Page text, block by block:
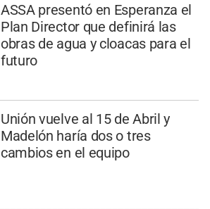
ASSA presentó en Esperanza el
Plan Director que definirá las
obras de agua y cloacas para el
futuro
Unión vuelve al 15 de Abril y
Madelón haría dos o tres
cambios en el equipo